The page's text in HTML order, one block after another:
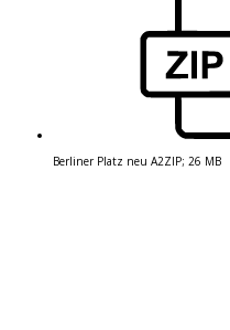
Berliner Platz neu A2ZIP; 26 MB